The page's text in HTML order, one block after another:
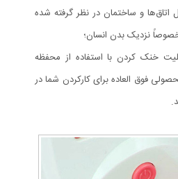
اتاق‌ها و ساختمان در نظر گرفته شده
نزدیک بدن انسان؛
خنک کردن با استفاده از محفظه
فوق العاده برای کارکردن شما در